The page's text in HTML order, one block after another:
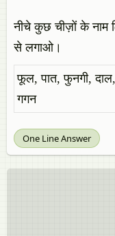
नीचे कुछ चीज़ों के
से लगाओ।
फूल, पात, फुनगी,
गगन
One Line Answer